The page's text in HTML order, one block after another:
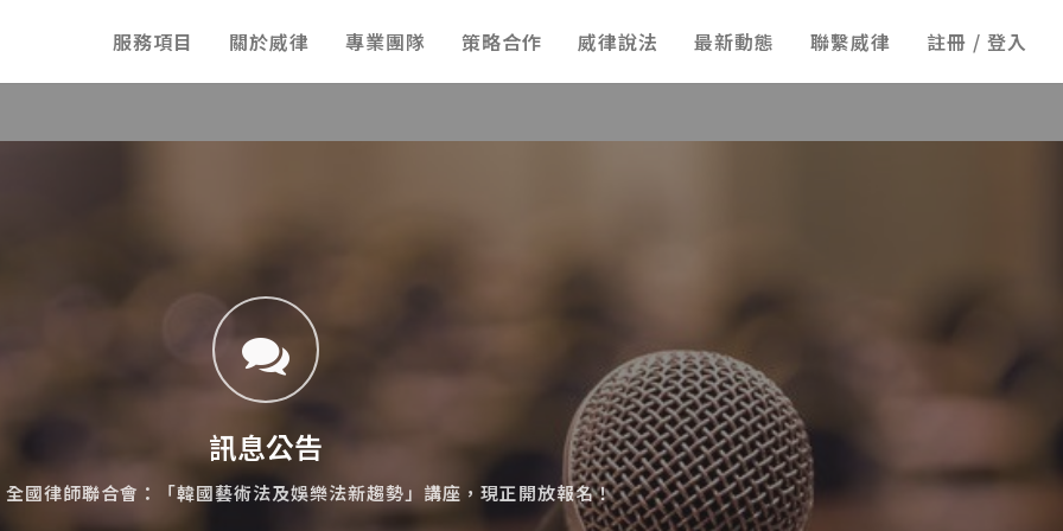
服務項目 關於威律 專業團隊 策略合作 威律說法 最新動態 聯繫威律 註冊 / 登入
訊息公告
國律師聯合會：「韓國藝術法及娛樂法新趨勢」講座，現正開放報名！